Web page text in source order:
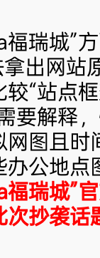
福瑞城”
拿出网站
较“站点
要解释
网图且时
公地点
福瑞城”
次抄袭话